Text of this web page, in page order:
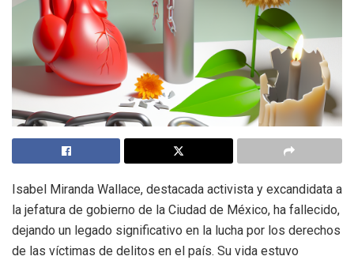
Isabel Miranda Wallace, destacada activista y excandidata a
la jefatura de gobierno de la Ciudad de México, ha fallecido,
dejando un legado significativo en la lucha por los derechos
de las víctimas de delitos en el país. Su vida estuvo